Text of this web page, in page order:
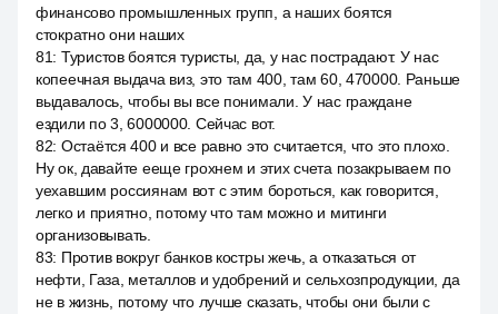
финансово промышленных групп, а наших боятся
стократно они наших
81: Туристов боятся туристы, да, у нас пострадают. У нас
копеечная выдача виз, это там 400, там 60, 470000. Раньше
выдавалось, чтобы вы все понимали. У нас граждане
ездили по 3, 6000000. Сейчас вот.
82: Остаётся 400 и все равно это считается, что это плохо.
Ну ок, давайте ееще грохнем и этих счета позакрываем по
уехавшим россиянам вот с этим бороться, как говорится,
легко и приятно, потому что там можно и митинги
организовывать.
83: Против вокруг банков костры жечь, а отказаться от
нефти, Газа, металлов и удобрений и сельхозпродукции, да
не в жизнь, потому что лучше сказать, чтобы они были с